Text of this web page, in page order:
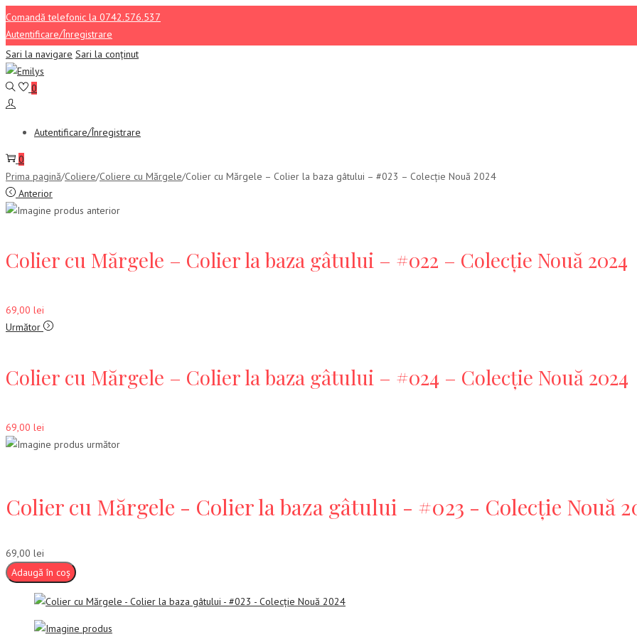
Comandă telefonic la 0742.576.537
Autentificare/Înregistrare
Sari la navigare Sari la conținut
0
Autentificare/Înregistrare
0
Prima pagină/Coliere/Coliere cu Mărgele/Colier cu Mărgele – Colier la baza gâtului – #023 – Colecție Nouă 2024
Anterior
Colier cu Mărgele – Colier la baza gâtului – #022 – Colecție Nouă 2024
69,00 lei
Următor
Colier cu Mărgele – Colier la baza gâtului – #024 – Colecție Nouă 2024
69,00 lei
Colier cu Mărgele - Colier la baza gâtului - #023 - Colecție Nouă
69,00 lei
Adaugă în coș